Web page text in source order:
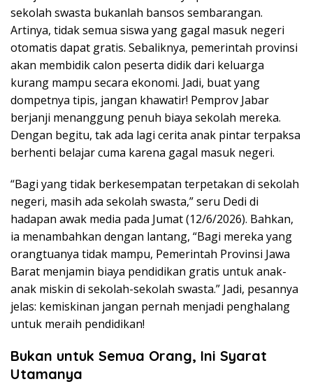
sekolah swasta bukanlah bansos sembarangan.
Artinya, tidak semua siswa yang gagal masuk negeri
otomatis dapat gratis. Sebaliknya, pemerintah provinsi
akan membidik calon peserta didik dari keluarga
kurang mampu secara ekonomi. Jadi, buat yang
dompetnya tipis, jangan khawatir! Pemprov Jabar
berjanji menanggung penuh biaya sekolah mereka.
Dengan begitu, tak ada lagi cerita anak pintar terpaksa
berhenti belajar cuma karena gagal masuk negeri.
“Bagi yang tidak berkesempatan terpetakan di sekolah
negeri, masih ada sekolah swasta,” seru Dedi di
hadapan awak media pada Jumat (12/6/2026). Bahkan,
ia menambahkan dengan lantang, “Bagi mereka yang
orangtuanya tidak mampu, Pemerintah Provinsi Jawa
Barat menjamin biaya pendidikan gratis untuk anak-
anak miskin di sekolah-sekolah swasta.” Jadi, pesannya
jelas: kemiskinan jangan pernah menjadi penghalang
untuk meraih pendidikan!
Bukan untuk Semua Orang, Ini Syarat
Utamanya